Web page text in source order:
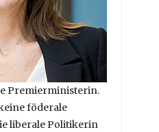
Premierministerin.
föderale
liberale Politikerin